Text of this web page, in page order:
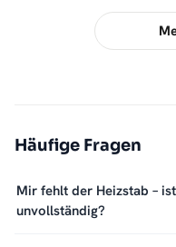
Häufige Fragen
Mir fehlt der Heizstab –
unvollständig?